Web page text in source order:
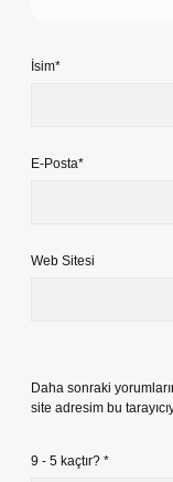
İsim*
E-Posta*
Web Sitesi
Daha sonraki
site adresim bu
9 - 5 kaçtır? *